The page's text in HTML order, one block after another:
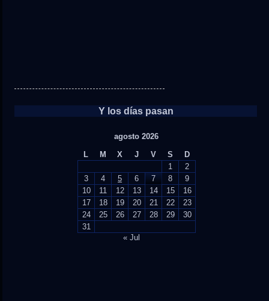
Y los días pasan
agosto 2026
L
M X J V S
D
1
2
3
4 5 6 7 8
9
10
11 12 13 14 15
16
17
18 19 20 21 22
23
24
25 26 27 28 29
30
31
« Jul